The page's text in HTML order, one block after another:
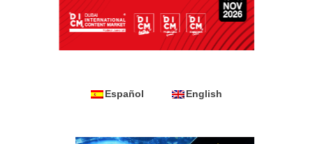
Español English